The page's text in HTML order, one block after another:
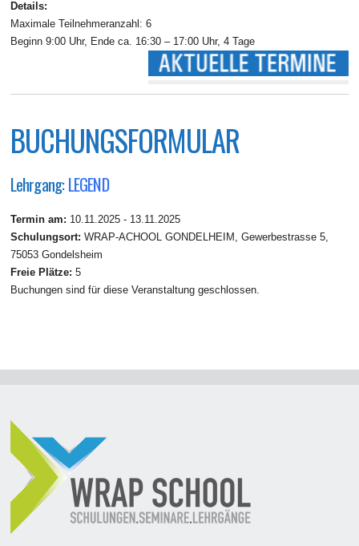
Details:
Maximale Teilnehmeranzahl: 6
Beginn 9:00 Uhr, Ende ca. 16:30 – 17:00 Uhr, 4 Tage
BUCHUNGSFORMULAR
Lehrgang:LEGEND
Termin am: 10.11.2025 - 13.11.2025
Schulungsort: WRAP-ACHOOL GONDELHEIM, Gewerbestrasse 5,
75053 Gondelsheim
Freie Plätze: 5
Buchungen sind für diese Veranstaltung geschlossen.